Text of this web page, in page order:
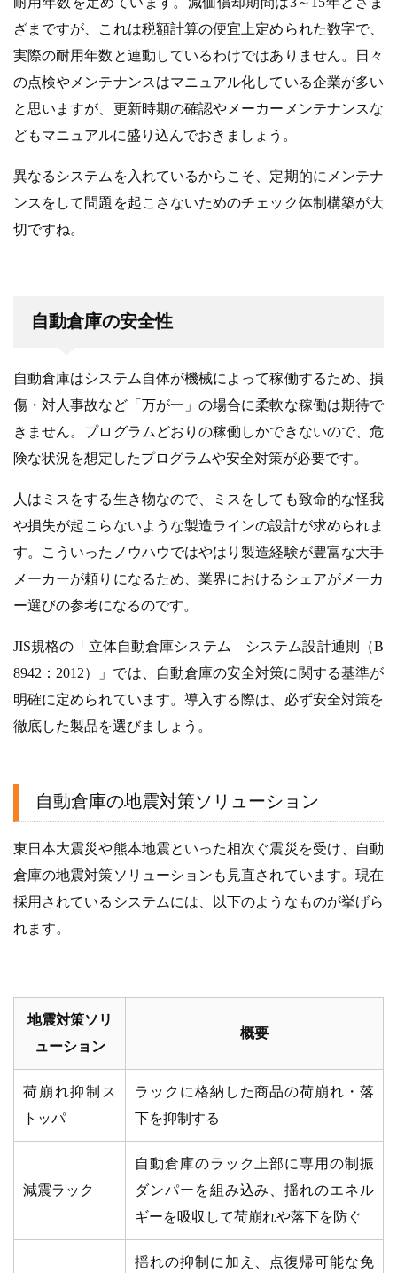
ざまですが、これは税額計算の便宜上定められた数字で、
実際の耐用年数と連動しているわけではありません。日々
の点検やメンテナンスはマニュアル化している企業が多い
と思いますが、更新時期の確認やメーカーメンテナンスな
どもマニュアルに盛り込んでおきましょう。
異なるシステムを入れているからこそ、定期的にメンテナ
ンスをして問題を起こさないためのチェック体制構築が大
切ですね。
自動倉庫の安全性
自動倉庫はシステム自体が機械によって稼働するため、損
傷・対人事故など「万が一」の場合に柔軟な稼働は期待で
きません。プログラムどおりの稼働しかできないので、危
険な状況を想定したプログラムや安全対策が必要です。
人はミスをする生き物なので、ミスをしても致命的な怪我
や損失が起こらないような製造ラインの設計が求められま
す。こういったノウハウではやはり製造経験が豊富な大手
メーカーが頼りになるため、業界におけるシェアがメーカ
ー選びの参考になるのです。
JIS規格の「立体自動倉庫システム システム設計通則（B
8942：2012）」では、自動倉庫の安全対策に関する基準が
明確に定められています。導入する際は、必ず安全対策を
徹底した製品を選びましょう。
自動倉庫の地震対策ソリューション
東日本大震災や熊本地震といった相次ぐ震災を受け、自動
倉庫の地震対策ソリューションも見直されています。現在
採用されているシステムには、以下のようなものが挙げら
れます。
地震対策ソリ
ューション
概要
荷崩れ抑制ス
トッパ
ラックに格納した商品の荷崩れ・落
下を抑制する
減震ラック
自動倉庫のラック上部に専用の制振
ダンパーを組み込み、揺れのエネル
ギーを吸収して荷崩れや落下を防ぐ
揺れの抑制に加え、点復帰可能な免